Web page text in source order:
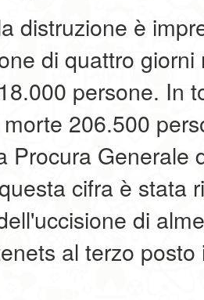
distruzione è
di quattro
persone. In
206.500
Procura Generale
cifra è stata
di
al terzo